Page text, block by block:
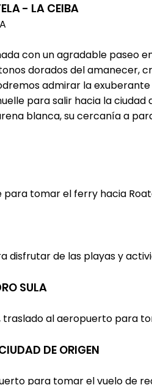
- LA CEIBA
con un agradable paseo
dorados del amanecer,
admirar la
para salir hacia la
blanca, su cercanía a
para tomar el ferry hacia
disfrutar de las playas y
SULA
traslado al aeropuerto para
DE ORIGEN
para tomar el vuelo de